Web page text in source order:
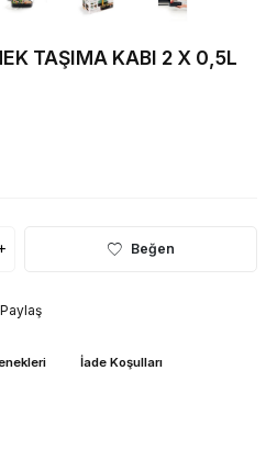
TAŞIMA KABI 2 X 0,5L
Beğen
Paylaş
İade Koşulları